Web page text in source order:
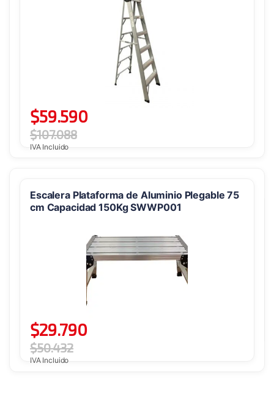
$59.590
$107.088
IVA Incluido
Escalera Plataforma de Aluminio Plegable 75
cm Capacidad 150Kg SWWP001
$29.790
$50.432
IVA Incluido